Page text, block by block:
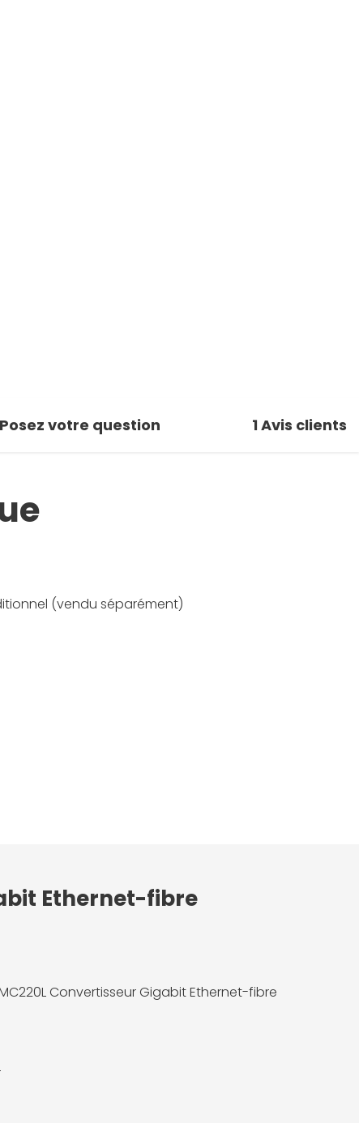
Posez votre question 1Avis clients
(vendu séparément)
Ethernet-fibre
Convertisseur Gigabit Ethernet-fibre